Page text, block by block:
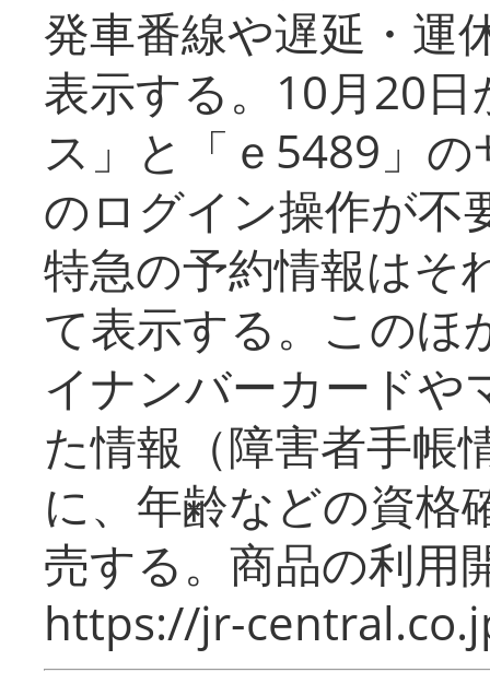
発車番線や遅延・運
表示する。10月20
ス」と「ｅ5489」
のログイン操作が不
特急の予約情報はそ
て表示する。このほ
イナンバーカードや
た情報（障害者手帳
に、年齢などの資格
売する。商品の利用
https://jr-